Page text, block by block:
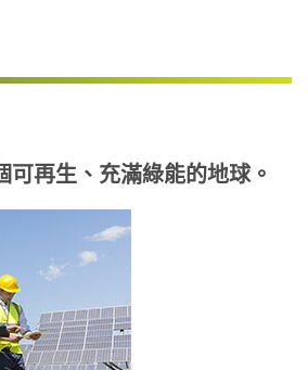
可再生、充滿綠能的地球。